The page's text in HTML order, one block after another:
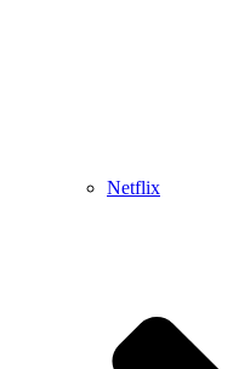
Netflix